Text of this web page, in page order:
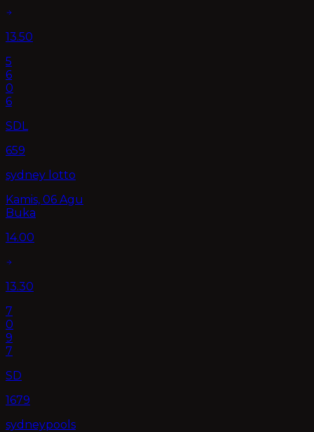
13.50
5
6
0
6
SDL
659
sydney lotto
Kamis, 06 Agu
Buka
14.00
13.30
7
0
9
7
SD
1679
sydneypools